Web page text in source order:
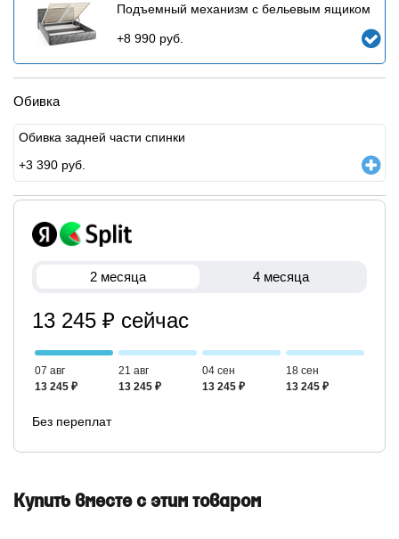
Подъемный механизм с бельевым ящиком
+8 990 руб.
Обивка
Обивка задней части спинки
+3 390 руб.
2 месяца 4 месяца
13 245 ₽ сейчас
07 авг
13 245 ₽
21 авг
13 245 ₽
04 сен
13 245 ₽
18 сен
13 245 ₽
Без переплат
Купить вместе с этим товаром